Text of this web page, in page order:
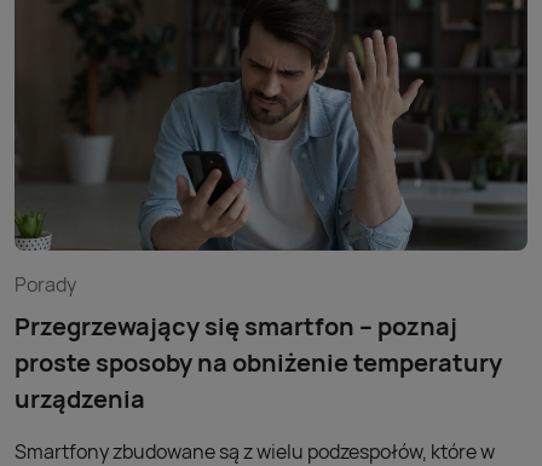
cichego lub zniekształconego dźwięku. Dlatego warto
wiedzieć, jak wyczyścić gniazdo ładowania w telefonie
oraz zadbać o głośniki, żeby nie narazić elektroniki na
Porady
Przegrzewający się smartfon – poznaj
proste sposoby na obniżenie temperatury
urządzenia
Smartfony zbudowane są z wielu podzespołów, które w